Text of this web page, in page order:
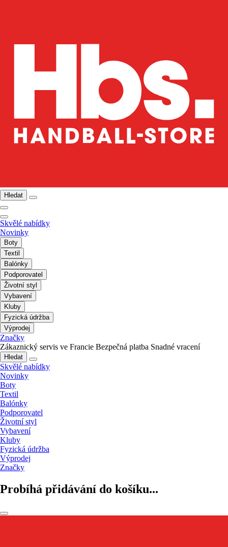
Hledat
Skvělé nabídky
Novinky
Boty
Textil
Balónky
Podporovatel
Životní styl
Vybavení
Kluby
Fyzická údržba
Výprodej
Značky
Zákaznický servis ve Francie Bezpečná platba Snadné vracení
Hledat
Skvělé nabídky
Novinky
Boty
Textil
Balónky
Podporovatel
Životní styl
Vybavení
Kluby
Fyzická údržba
Výprodej
Značky
Probíhá přidávání do košíku...